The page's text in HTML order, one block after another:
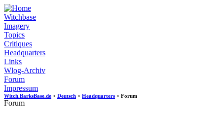
Witchbase
Imagery
Topics
Critiques
Headquarters
Links
Wlog-Archiv
Forum
Impressum
Witch.BarksBase.de > Deutsch > Headquarters > Forum
Forum